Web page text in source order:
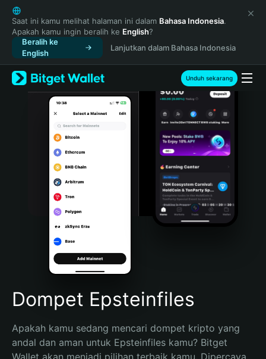
English
日本語
Tiếng Việt
Русский
Español (Latinoamérica)
Türkçe
Italiano
Português (Portugal)
Bahasa Indonesia
Português (Brasil)
Español (Argentina)
Saat ini kamu melihat halaman ini dalam Bahasa Indonesia.
Apakah kamu ingin beralih ke English?
Beralih ke
English
Lanjutkan dalam Bahasa Indonesia
Unduh sekarang
Dompet Epsteinfiles
Apakah kamu sedang mencari dompet kripto yang
andal dan aman untuk Epsteinfiles kamu? Bitget
Wallet akan menjadi pilihan terbaik kamu. Dipercaya